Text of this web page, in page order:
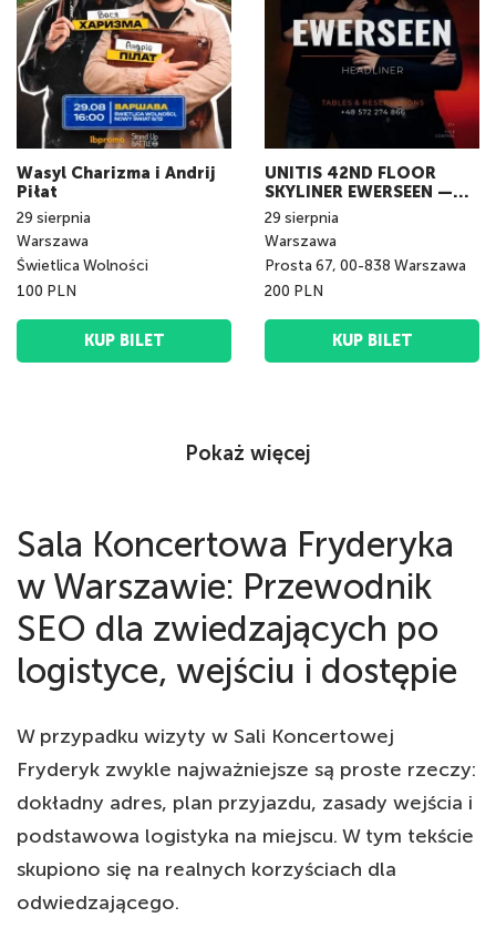
Wasyl Charizma i Andrij
Piłat
29 sierpnia
Warszawa
Świetlica Wolności
100 PLN
KUP BILET
UNITIS 42ND FLOOR
SKYLINER EWERSEEN —
LIVE IN WARSAW
29 sierpnia
Warszawa
Prosta 67, 00-838 Warszawa
200 PLN
KUP BILET
Pokaż więcej
Sala Koncertowa Fryderyka
w Warszawie: Przewodnik
SEO dla zwiedzających po
logistyce, wejściu i dostępie
W przypadku wizyty w Sali Koncertowej
Fryderyk zwykle najważniejsze są proste rzeczy:
dokładny adres, plan przyjazdu, zasady wejścia i
podstawowa logistyka na miejscu. W tym tekście
skupiono się na realnych korzyściach dla
odwiedzającego.